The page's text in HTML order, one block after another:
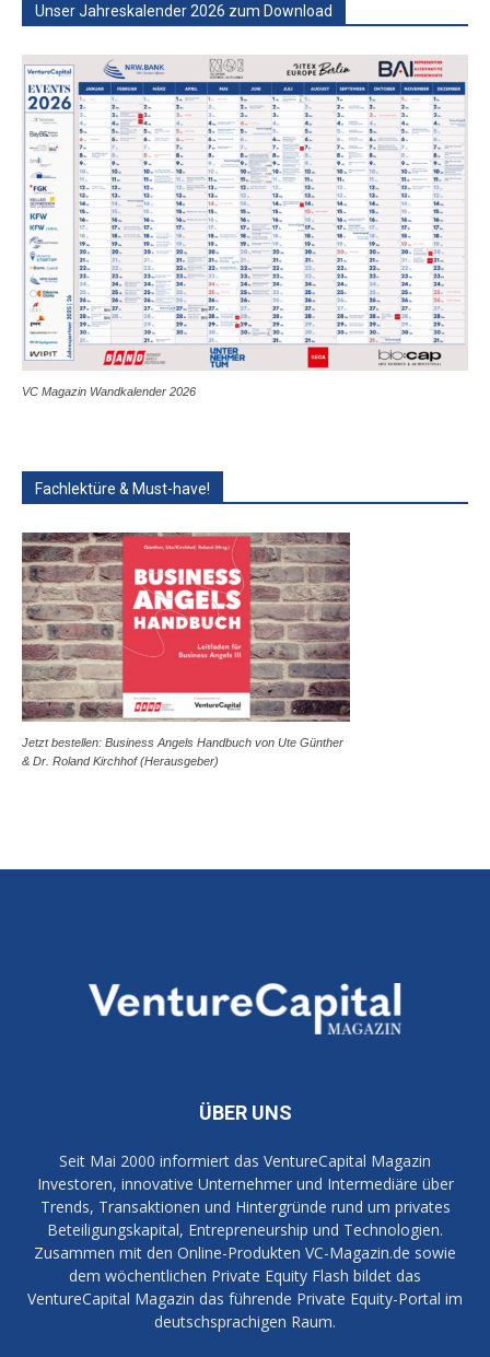
Unser Jahreskalender 2026 zum Download
VC Magazin Wandkalender 2026
Fachlektüre & Must-have!
Jetzt bestellen: Business Angels Handbuch von Ute Günther
& Dr. Roland Kirchhof (Herausgeber)
ÜBER UNS
Seit Mai 2000 informiert das VentureCapital Magazin
Investoren, innovative Unternehmer und Intermediäre über
Trends, Transaktionen und Hintergründe rund um privates
Beteiligungskapital, Entrepreneurship und Technologien.
Zusammen mit den Online-Produkten VC-Magazin.de sowie
dem wöchentlichen Private Equity Flash bildet das
VentureCapital Magazin das führende Private Equity-Portal im
deutschsprachigen Raum.